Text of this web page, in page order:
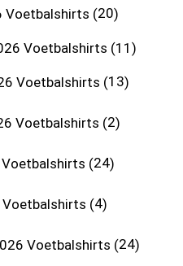
Voetbalshirts 20
Voetbalshirts 11
Voetbalshirts 13
Voetbalshirts 2
Voetbalshirts 24
Voetbalshirts 4
Voetbalshirts 24